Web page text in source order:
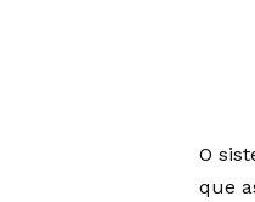
O
que